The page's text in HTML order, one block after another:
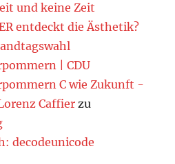
und keine Zeit
entdeckt die Ästhetik?
| CDU
C wie Zukunft -
Caffier zu
decodeunicode